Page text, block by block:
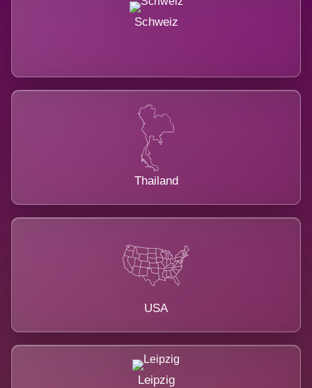
Schweiz
Thailand
USA
Leipzig